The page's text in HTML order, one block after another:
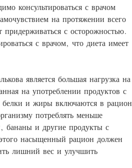
консультироваться с врачом
на протяжении всего
придерживаться с осторожностью.
с врачом, что диета имеет
является большая нагрузка на
на употреблении продуктов с
и жиры включаются в рацион
потреблять меньше
бананы и другие продукты с
насыщенный рацион должен
лишний вес и улучшить